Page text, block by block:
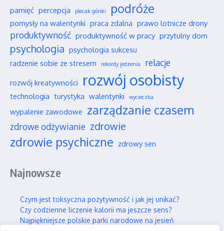
pamięć percepcja plecak górski podróże
pomysły na walentynki praca zdalna prawo lotnicze drony
produktywność produktywność w pracy przytulny dom
psychologia psychologia sukcesu
radzenie sobie ze stresem
rekordy jedzenia relacje
rozwój kreatywności rozwój osobisty
technologia turystyka walentynki wycieczka
wypalenie zawodowe zarządzanie czasem
zdrowe odżywianie zdrowie
zdrowie psychiczne zdrowy sen
Najnowsze
Czym jest toksyczna pozytywność i jak jej unikać?
Czy codzienne liczenie kalorii ma jeszcze sens?
Najpiękniejsze polskie parki narodowe na jesień